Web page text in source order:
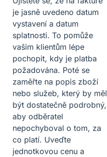
je jasně uvedeno datum
vystavení a datum
splatnosti. To pomůže
vašim klientům lépe
pochopit, kdy je platba
požadována. Poté se
zaměřte na popis zboží
nebo služeb, který by měl
být dostatečně podrobný,
aby odběratel
nepochyboval o tom, za
co platí. Uveďte
jednotkovou cenu a